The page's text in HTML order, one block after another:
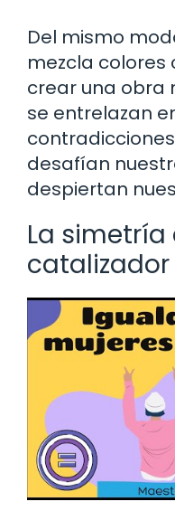
Del mismo
mezcla
crear una obra
se entrelazan
desafían
despiertan
La
catalizador